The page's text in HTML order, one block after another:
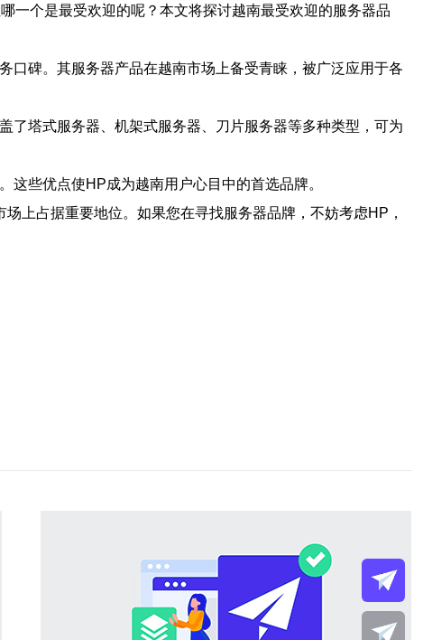
一个是最受欢迎的呢？本文将探讨越南最受欢迎的服务器品
口碑。其服务器产品在越南市场上备受青睐，被广泛应用于各
了塔式服务器、机架式服务器、刀片服务器等多种类型，可为
些优点使HP成为越南用户心目中的首选品牌。
上占据重要地位。如果您在寻找服务器品牌，不妨考虑HP，